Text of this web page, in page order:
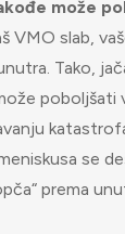
može
VMO slab,
Tako,
poboljšati
se
prema